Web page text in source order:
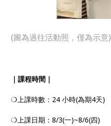
(圖為過往活動照，僅為示意)
｜課程時間｜
❍上課時數：24 小時(為期4天)
❍上課日期：8/3(一)~8/6(四)